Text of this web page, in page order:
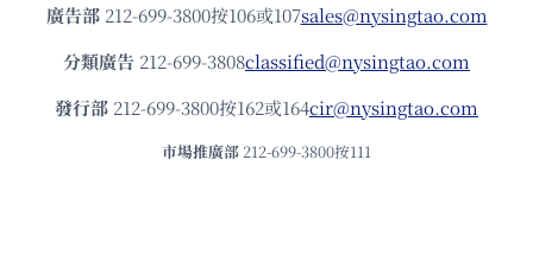
廣告部212-699-3800按106或107sales@nysingtao.com
分類廣告 212-699-3808classified@nysingtao.com
發⾏部 212-699-3800按162或164cir@nysingtao.com
市場推廣部 212-699-3800按111